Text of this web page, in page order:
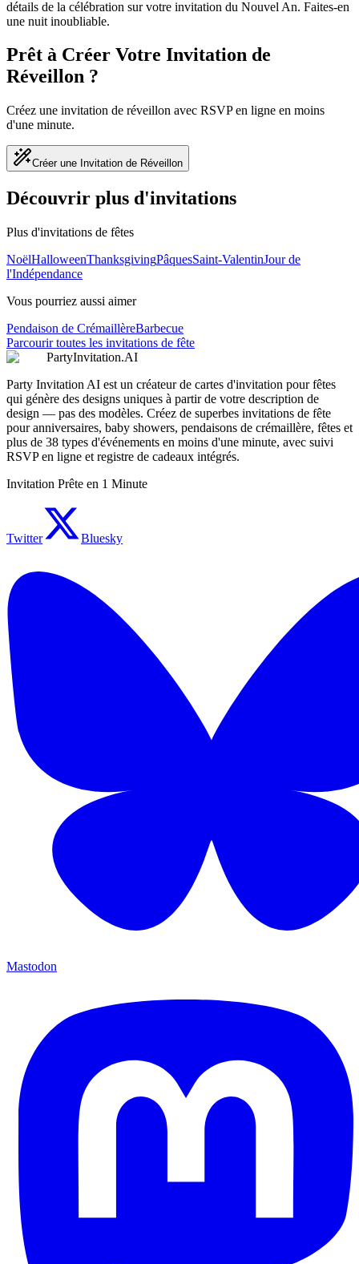
détails de la célébration sur votre invitation du Nouvel An. Faites-en
une nuit inoubliable.
Prêt à Créer Votre Invitation de
Réveillon ?
Créez une invitation de réveillon avec RSVP en ligne en moins
d'une minute.
Créer une Invitation de Réveillon
Découvrir plus d'invitations
Plus d'invitations de fêtes
NoëlHalloweenThanksgivingPâquesSaint-ValentinJour de
l'Indépendance
Vous pourriez aussi aimer
Pendaison de CrémaillèreBarbecue
Parcourir toutes les invitations de fête
PartyInvitation.AI
Party Invitation AI est un créateur de cartes d'invitation pour fêtes
qui génère des designs uniques à partir de votre description de
design — pas des modèles. Créez de superbes invitations de fête
pour anniversaires, baby showers, pendaisons de crémaillère, fêtes et
plus de 38 types d'événements en moins d'une minute, avec suivi
RSVP en ligne et registre de cadeaux intégrés.
Invitation Prête en 1 Minute
Twitter Bluesky
Mastodon